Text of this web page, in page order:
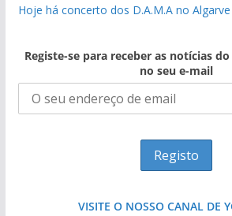
Hoje há concerto dos D.A.M.A no Algarve
Registe-se para receber as notícias
no seu e-mail
VISITE O NOSSO CANAL DE